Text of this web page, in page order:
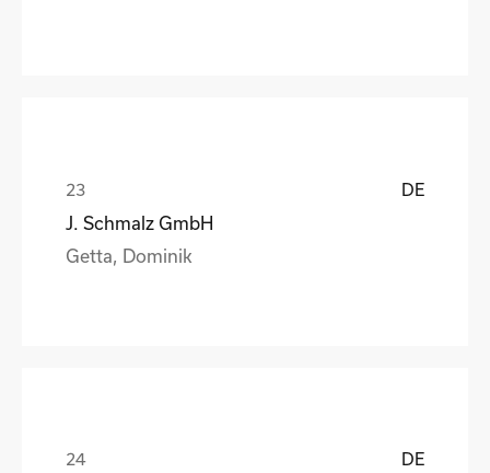
DE
J. Schmalz GmbH
Getta, Dominik
DE